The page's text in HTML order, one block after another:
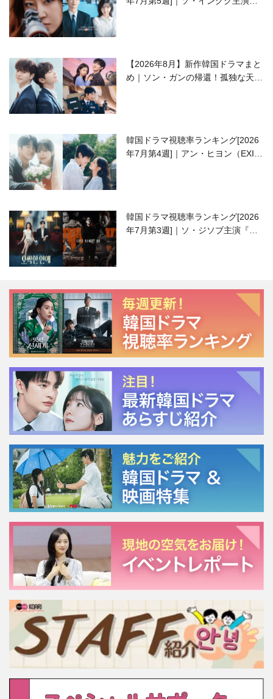
【2026年8月】新作韓国ドラマまと
め｜ソン・ガンの帰還！孤独な天才
韓国ドラマ視聴率ランキング[2026
年7月第4週]｜アン・ヒヨン（EXID
韓国ドラマ視聴率ランキング[2026
年7月第3週]｜ソ・ジソブ主演『エ